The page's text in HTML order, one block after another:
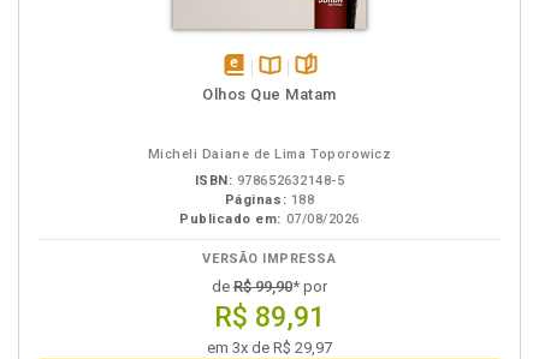
disponívelDisponível
páginas
Olhos Que Matam
Micheli Daiane de Lima Toporowicz
ISBN: 978652632148-5
Páginas: 188
Publicado em: 07/08/2026
VERSÃO IMPRESSA
de R$ 99,90* por
R$ 89,91
em 3x de R$ 29,97